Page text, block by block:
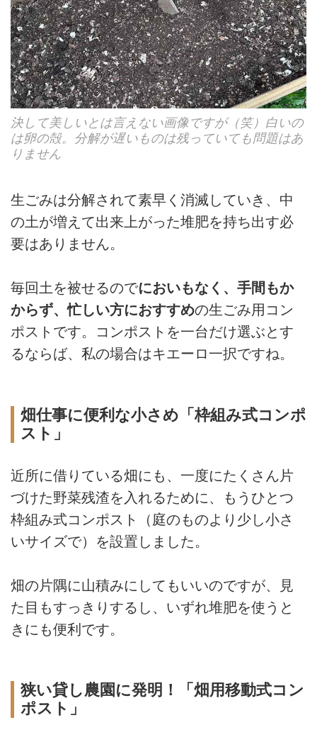
決して美しいとは言えない画像ですが（笑）白いの
は卵の殻。分解が遅いものは残っていても問題はあ
りません
生ごみは分解されて素早く消滅していき、中
の土が増えて出来上がった堆肥を持ち出す必
要はありません。
毎回土を被せるのでにおいもなく、手間もか
からず、忙しい方におすすめの生ごみ用コン
ポストです。コンポストを一台だけ選ぶとす
るならば、私の場合はキエーロ一択ですね。
畑仕事に便利な小さめ「枠組み式コンポ
スト」
近所に借りている畑にも、一度にたくさん片
づけた野菜残渣を入れるために、もうひとつ
枠組み式コンポスト（庭のものより少し小さ
いサイズで）を設置しました。
畑の片隅に山積みにしてもいいのですが、見
た目もすっきりするし、いずれ堆肥を使うと
きにも便利です。
狭い貸し農園に発明！「畑用移動式コン
ポスト」